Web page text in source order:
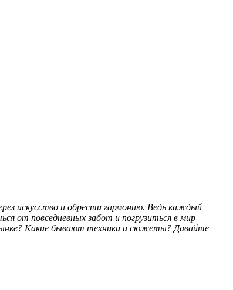
искусство и обрести гармонию. Ведь каждый
от повседневных забот и погрузиться в мир
Какие бывают техники и сюжеты? Давайте